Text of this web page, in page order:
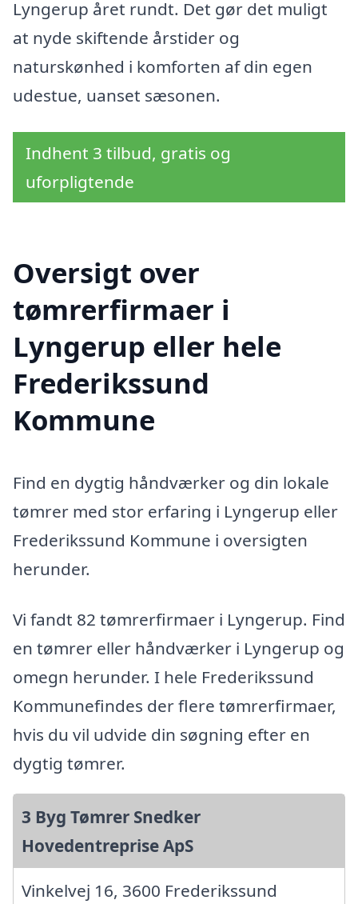
Lyngerup året rundt. Det gør det muligt
at nyde skiftende årstider og
naturskønhed i komforten af din egen
udestue, uanset sæsonen.
Indhent 3 tilbud, gratis og
uforpligtende
Oversigt over
tømrerfirmaer i
Lyngerup eller hele
Frederikssund
Kommune
Find en dygtig håndværker og din lokale
tømrer med stor erfaring i Lyngerup eller
Frederikssund Kommune i oversigten
herunder.
Vi fandt 82 tømrerfirmaer i Lyngerup. Find
en tømrer eller håndværker i Lyngerup og
omegn herunder. I hele Frederikssund
Kommunefindes der flere tømrerfirmaer,
hvis du vil udvide din søgning efter en
dygtig tømrer.
3 Byg Tømrer Snedker
Hovedentreprise ApS
Vinkelvej 16, 3600 Frederikssund